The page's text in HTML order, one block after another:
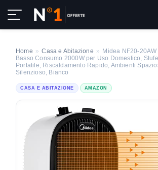
Home » Casa e Abitazione » Midea NF20-
Basso Consumo 2000W per Uso Domestico,
Portatile, Riscaldamento Rapido, Ambienti
Silenzioso, Bianco
CASA E ABITAZIONE AMAZON